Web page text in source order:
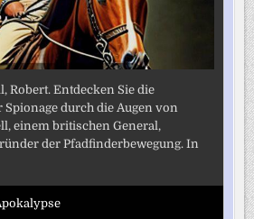
Robert. Entdecken Sie die
Spionage durch die Augen von
einem britischen General,
der Pfadfinderbewegung. In